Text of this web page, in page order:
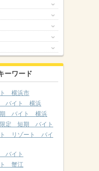
ーワード
横浜市
バイト 横浜
バイト 横浜
定 短期 バイト
リゾート バイ
イト
蟹江